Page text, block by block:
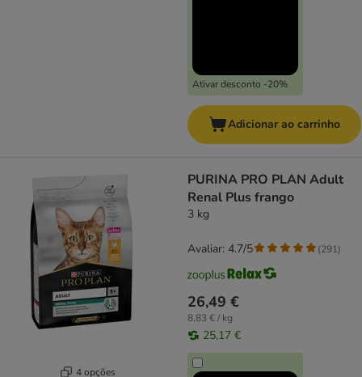
Ativar desconto -20%
Adicionar ao carrinho
4 opções
PURINA PRO PLAN Adult
Renal Plus frango
3 kg
26,49 €
8,83 € / kg
25,17 €
Avaliar: 4.7/5 (291)